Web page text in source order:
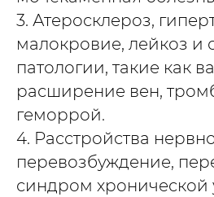
3. Атеросклероз,
малокровие, лейкоз и
патологии, такие как
расширение вен,
геморрой.
4. Расстройства
перевозбуждение,
синдром хронической